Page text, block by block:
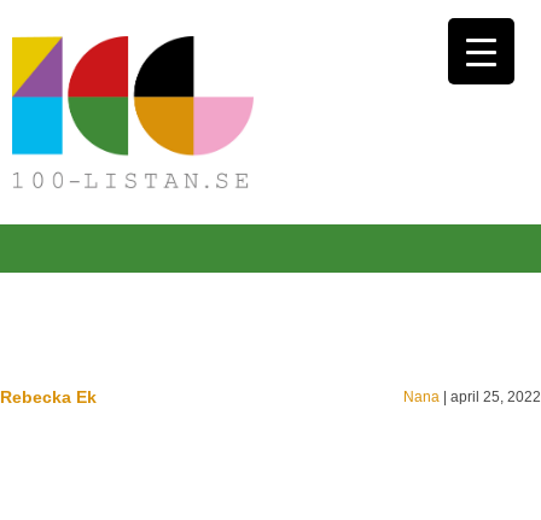
Rebecka Ek Nana april 25, 2022